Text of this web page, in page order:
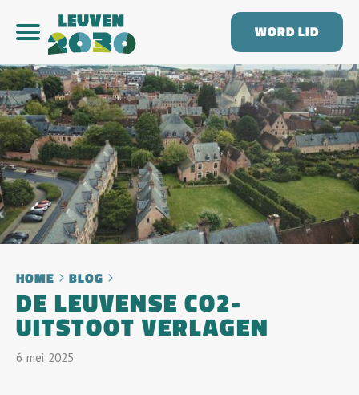
WORD LID
HOME BLOG
DE LEUVENSE CO2-
UITSTOOT VERLAGEN
6 Mei 2025